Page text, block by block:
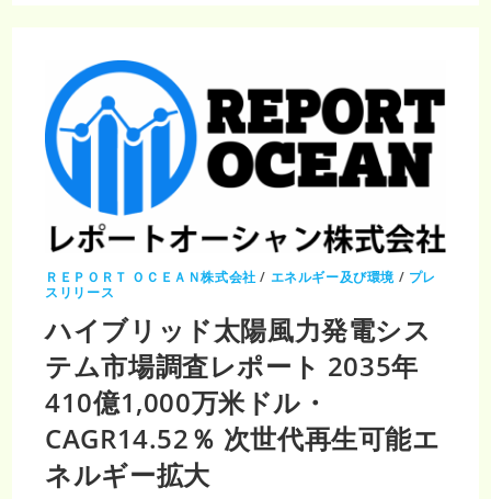
び
貯
留
（CCUS）
市
場
（市
場
レ
ポ
ー
ト）
2035
696
億
5000
万
米
ル・
CAGR28.1％
｜
脱
炭
素
化
ＲＥＰＯＲＴ ＯＣＥＡＮ株式会社 / エネルギー及び環境 / プレ
スリリース
ハイブリッド太陽風力発電シス
テム市場調査レポート 2035年
410億1,000万米ドル・
CAGR14.52％ 次世代再生可能エ
ネルギー拡大